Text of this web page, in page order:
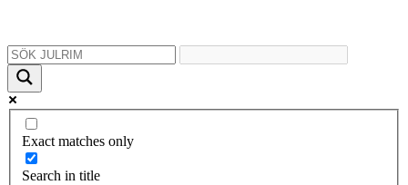
Exact matches only
Search in title